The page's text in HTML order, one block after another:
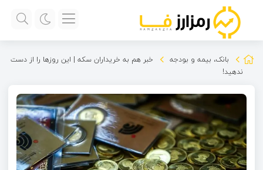
بانک، بیمه و بودجه
خبر هم به خریداران سکه | این روزها را از دست
ندهید!